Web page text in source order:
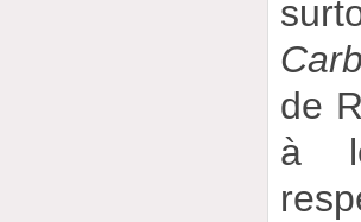
de
à